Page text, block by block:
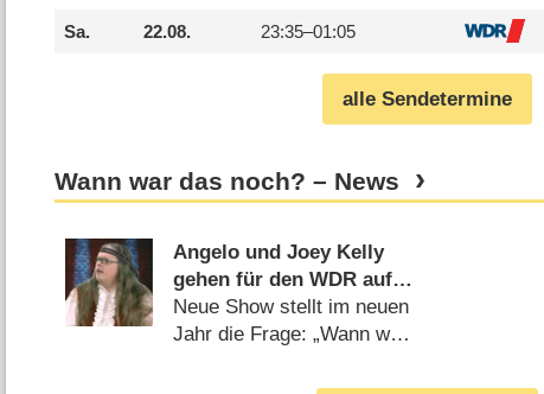
Sa. 22.08. 23:35–01:05
alle Sendetermine
Wann war das noch? – News
Angelo und Joey Kelly
gehen für den WDR auf
Nostalgie-Trip
Neue Show stellt im neuen
Jahr die Frage: „Wann war